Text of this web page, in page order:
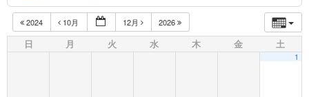
2024 10月 12月 2026
日 月 火 水 木 金 土
1